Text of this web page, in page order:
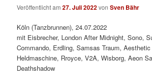
Veröffentlicht am27. Juli 2022vonSven Bähr
Köln (Tanzbrunnen), 24.07.2022
mit Eisbrecher, London After Midnight, Sono,
Commando, Erdling, Samsas Traum,
Heldmaschine, Rroyce, V2A, Wisborg, Aeon
Deathshadow